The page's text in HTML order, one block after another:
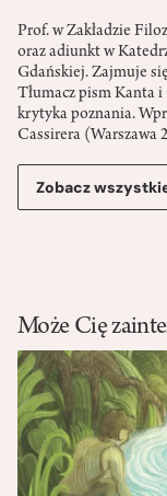
Prof. w Zakładzie
oraz adiunkt w
Gdańskiej. Zajmuje
Tłumacz pism Kanta
krytyka poznania.
Cassirera (Warszawa
Zobacz
Może Cię